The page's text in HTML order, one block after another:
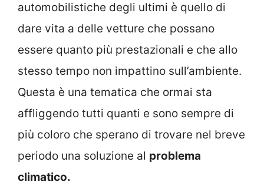
automobilistiche degli ultimi è quello di
dare vita a delle vetture che possano
essere quanto più prestazionali e che allo
stesso tempo non impattino sull’ambiente.
Questa è una tematica che ormai sta
affliggendo tutti quanti e sono sempre di
più coloro che sperano di trovare nel breve
periodo una soluzione al problema
climatico.